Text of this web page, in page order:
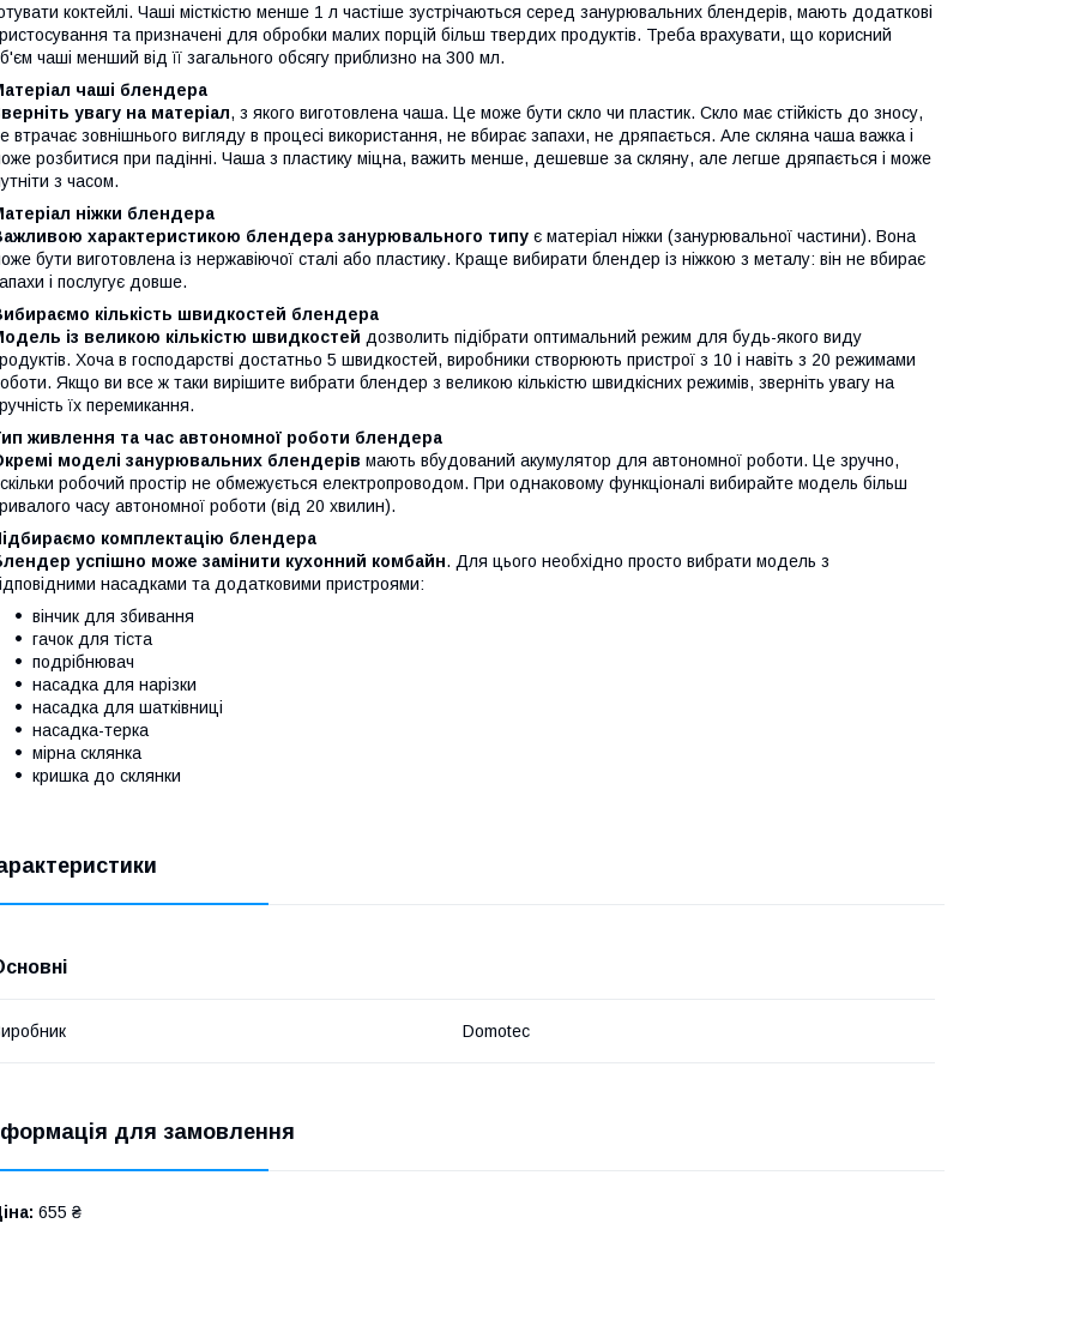
коктейлі. Чаші місткістю менше 1 л частіше зустрічаються серед занурювальних блендерів, мають додаткові
та призначені для обробки малих порцій більш твердих продуктів. Треба врахувати, що корисний
чаші менший від її загального обсягу приблизно на 300 мл.
чаші блендера
увагу на матеріал, з якого виготовлена ​​чаша. Це може бути скло чи пластик. Скло має стійкість до зносу,
втрачає зовнішнього вигляду в процесі використання, не вбирає запахи, не дряпається. Але скляна чаша важка і
розбитися при падінні. Чаша з пластику міцна, важить менше, дешевше за скляну, але легше дряпається і може
з часом.
ніжки блендера
характеристикою блендера занурювального типу є матеріал ніжки (занурювальної частини). Вона
бути виготовлена ​​із нержавіючої сталі або пластику. Краще вибирати блендер із ніжкою з металу: він не вбирає
і послугує довше.
кількість швидкостей блендера
із великою кількістю швидкостей дозволить підібрати оптимальний режим для будь-якого виду
Хоча в господарстві достатньо 5 швидкостей, виробники створюють пристрої з 10 і навіть з 20 режимами
Якщо ви все ж таки вирішите вибрати блендер з великою кількістю швидкісних режимів, зверніть увагу на
їх перемикання.
живлення та час автономної роботи блендера
моделі занурювальних блендерів мають вбудований акумулятор для автономної роботи. Це зручно,
робочий простір не обмежується електропроводом. При однаковому функціоналі вибирайте модель більш
часу автономної роботи (від 20 хвилин).
комплектацію блендера
успішно може замінити кухонний комбайн. Для цього необхідно просто вибрати модель з
насадками та додатковими пристроями:
вінчик для збивання
гачок для тіста
подрібнювач
насадка для нарізки
насадка для шатківниці
насадка-терка
мірна склянка
кришка до склянки
Domotec
для замовлення
655 ₴